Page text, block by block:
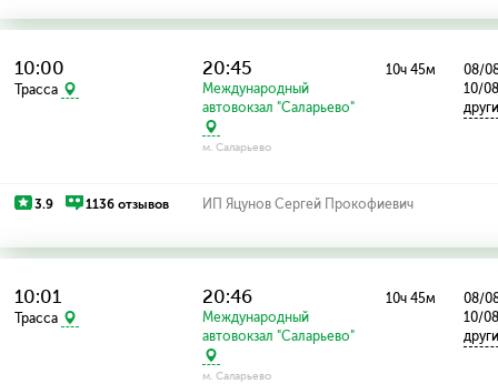
10:00
Трасса
20:45
Международный
автовокзал "Саларьево"
м. Саларьево
10ч 45м
08/
10/
3.9 1136 отзывов ИП Яцунов Сергей Прокофиевич
10:01
Трасса
20:46
Международный
автовокзал "Саларьево"
м. Саларьево
10ч 45м
08/
10/